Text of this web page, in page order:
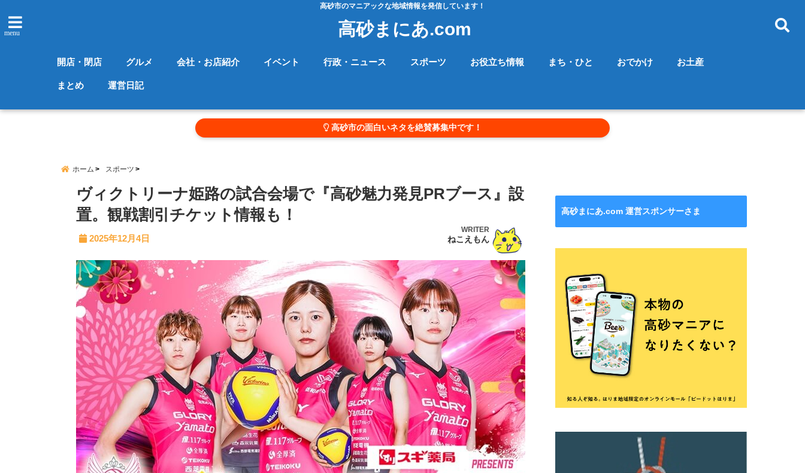
高砂市のマニアックな地域情報を発信しています！
menu 高砂まにあ.com
開店・閉店 グルメ 会社・お店紹介 イベント 行政・ニュース スポーツ お役立ち情報 まち・ひと おでかけ お土産
まとめ 運営日記
高砂市の面白いネタを絶賛募集中です！
ホーム スポーツ
ヴィクトリーナ姫路の試合会場で『高砂魅力発見PRブース』設
置。観戦割引チケット情報も！
2025年12月4日
WRITER
ねこえもん
高砂まにあ.com 運営スポンサーさま